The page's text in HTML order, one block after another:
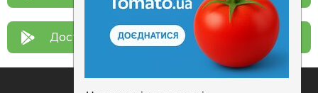
Доступно у Google Play